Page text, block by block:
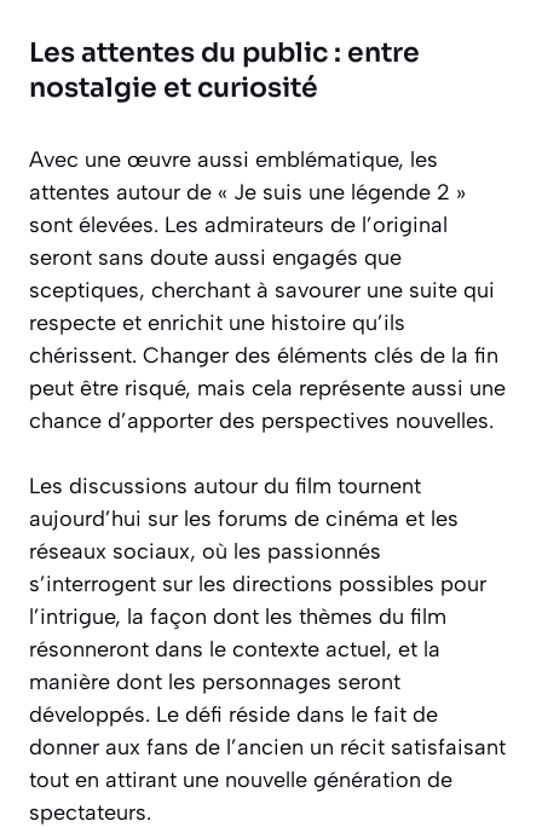
Les attentes du public : entre
nostalgie et curiosité
Avec une œuvre aussi emblématique, les
attentes autour de « Je suis une légende 2 »
sont élevées. Les admirateurs de l’original
seront sans doute aussi engagés que
sceptiques, cherchant à savourer une suite qui
respecte et enrichit une histoire qu’ils
chérissent. Changer des éléments clés de la fin
peut être risqué, mais cela représente aussi une
chance d’apporter des perspectives nouvelles.
Les discussions autour du film tournent
aujourd’hui sur les forums de cinéma et les
réseaux sociaux, où les passionnés
s’interrogent sur les directions possibles pour
l’intrigue, la façon dont les thèmes du film
résonneront dans le contexte actuel, et la
manière dont les personnages seront
développés. Le défi réside dans le fait de
donner aux fans de l’ancien un récit satisfaisant
tout en attirant une nouvelle génération de
spectateurs.